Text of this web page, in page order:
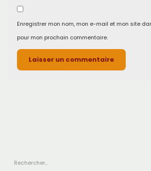
Enregistrer mon nom, mon e-mail et mon site
pour mon prochain commentaire.